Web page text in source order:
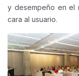
y desempeño en el
cara al usuario.